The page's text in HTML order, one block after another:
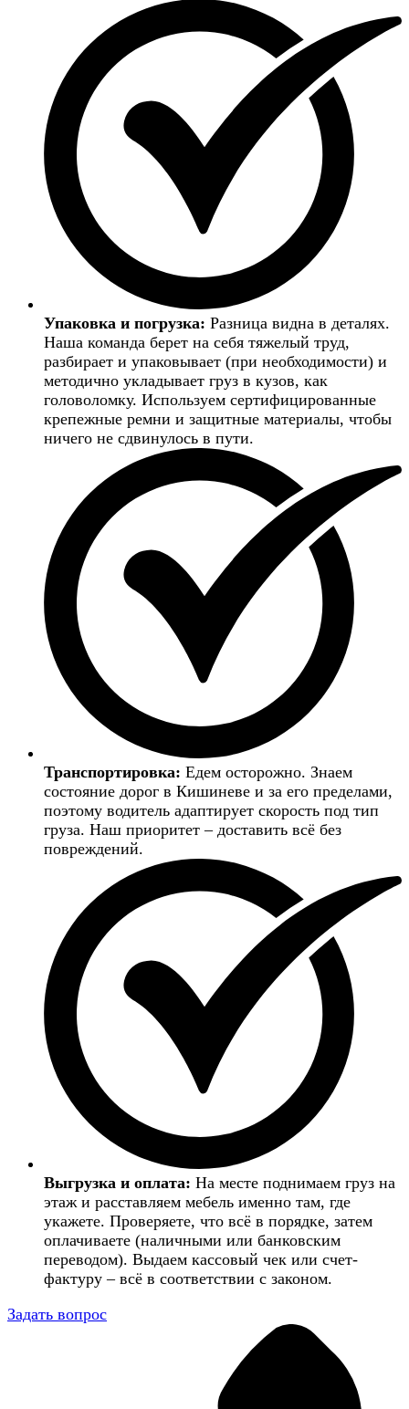
Упаковка и погрузка: Разница видна в деталях.
Наша команда берет на себя тяжелый труд,
разбирает и упаковывает (при необходимости) и
методично укладывает груз в кузов, как
головоломку. Используем сертифицированные
крепежные ремни и защитные материалы, чтобы
ничего не сдвинулось в пути.
Транспортировка: Едем осторожно. Знаем
состояние дорог в Кишиневе и за его пределами,
поэтому водитель адаптирует скорость под тип
груза. Наш приоритет – доставить всё без
повреждений.
Выгрузка и оплата: На месте поднимаем груз на
этаж и расставляем мебель именно там, где
укажете. Проверяете, что всё в порядке, затем
оплачиваете (наличными или банковским
переводом). Выдаем кассовый чек или счет-
фактуру – всё в соответствии с законом.
Задать вопрос